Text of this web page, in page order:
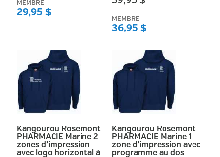
MEMBRE
29,95 $
MEMBRE
36,95 $
Kangourou Rosemont
PHARMACIE Marine 2
zones d’impression
avec logo horizontal à
Kangourou Rosemont
PHARMACIE Marine 1
zone d’impression avec
programme au dos